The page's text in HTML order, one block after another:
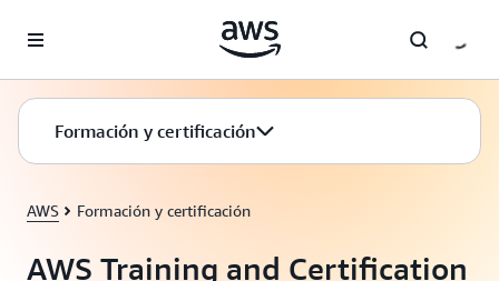
Formación y certificación
AWS Formación y certificación
AWS Training and Certification